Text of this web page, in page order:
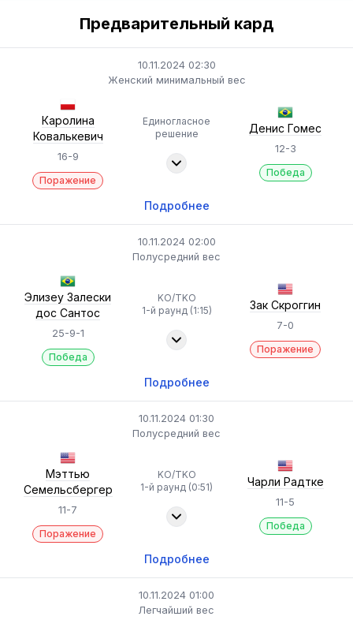
Предварительный кард
10.11.2024 02:30
Женский минимальный вес
Каролина
Ковалькевич
16-9
Поражение
Единогласное
решение
Денис Гомес
12-3
Победа
Подробнее
10.11.2024 02:00
Полусредний вес
Элизеу Залески
дос Сантос
25-9-1
Победа
KO/TKO
1-й раунд (1:15)
Зак Скроггин
7-0
Поражение
Подробнее
10.11.2024 01:30
Полусредний вес
Мэттью
Семельсбергер
11-7
Поражение
KO/TKO
1-й раунд (0:51)
Чарли Радтке
11-5
Победа
Подробнее
10.11.2024 01:00
Легчайший вес